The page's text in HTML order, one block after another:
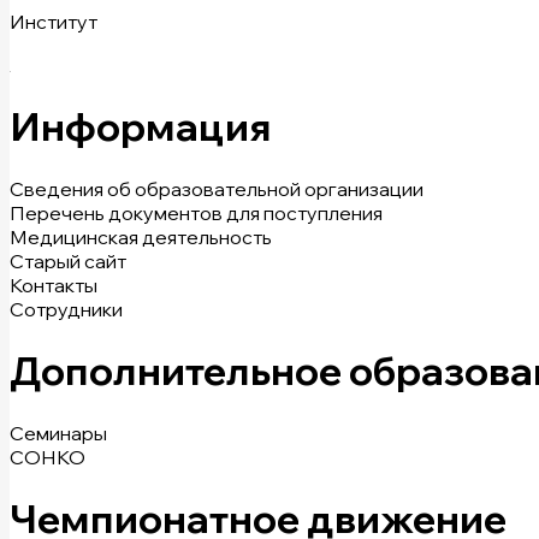
Институт
Информация
Сведения об образовательной организации
Перечень документов для поступления
Медицинская деятельность
Старый сайт
Контакты
Сотрудники
Дополнительное
Семинары
СОНКО
Чемпионатное движение